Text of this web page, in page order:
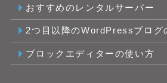
おすすめのレンタルサーバー
2つ目以降のWordPressブログ
ブロックエディターの使い方